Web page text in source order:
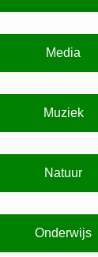
Media
Muziek
Natuur
Onderwijs